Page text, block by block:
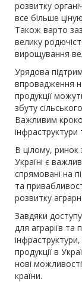
розвитку
все більше
Також варто
велику
вирощування
Урядова
впровадження
продукції
збуту
Важливим
інфраструктури
В цілому, ринок
Україні є
спрямовані на
та
розвитку
Завдяки
для аграріїв
продукції в
нові
країни.